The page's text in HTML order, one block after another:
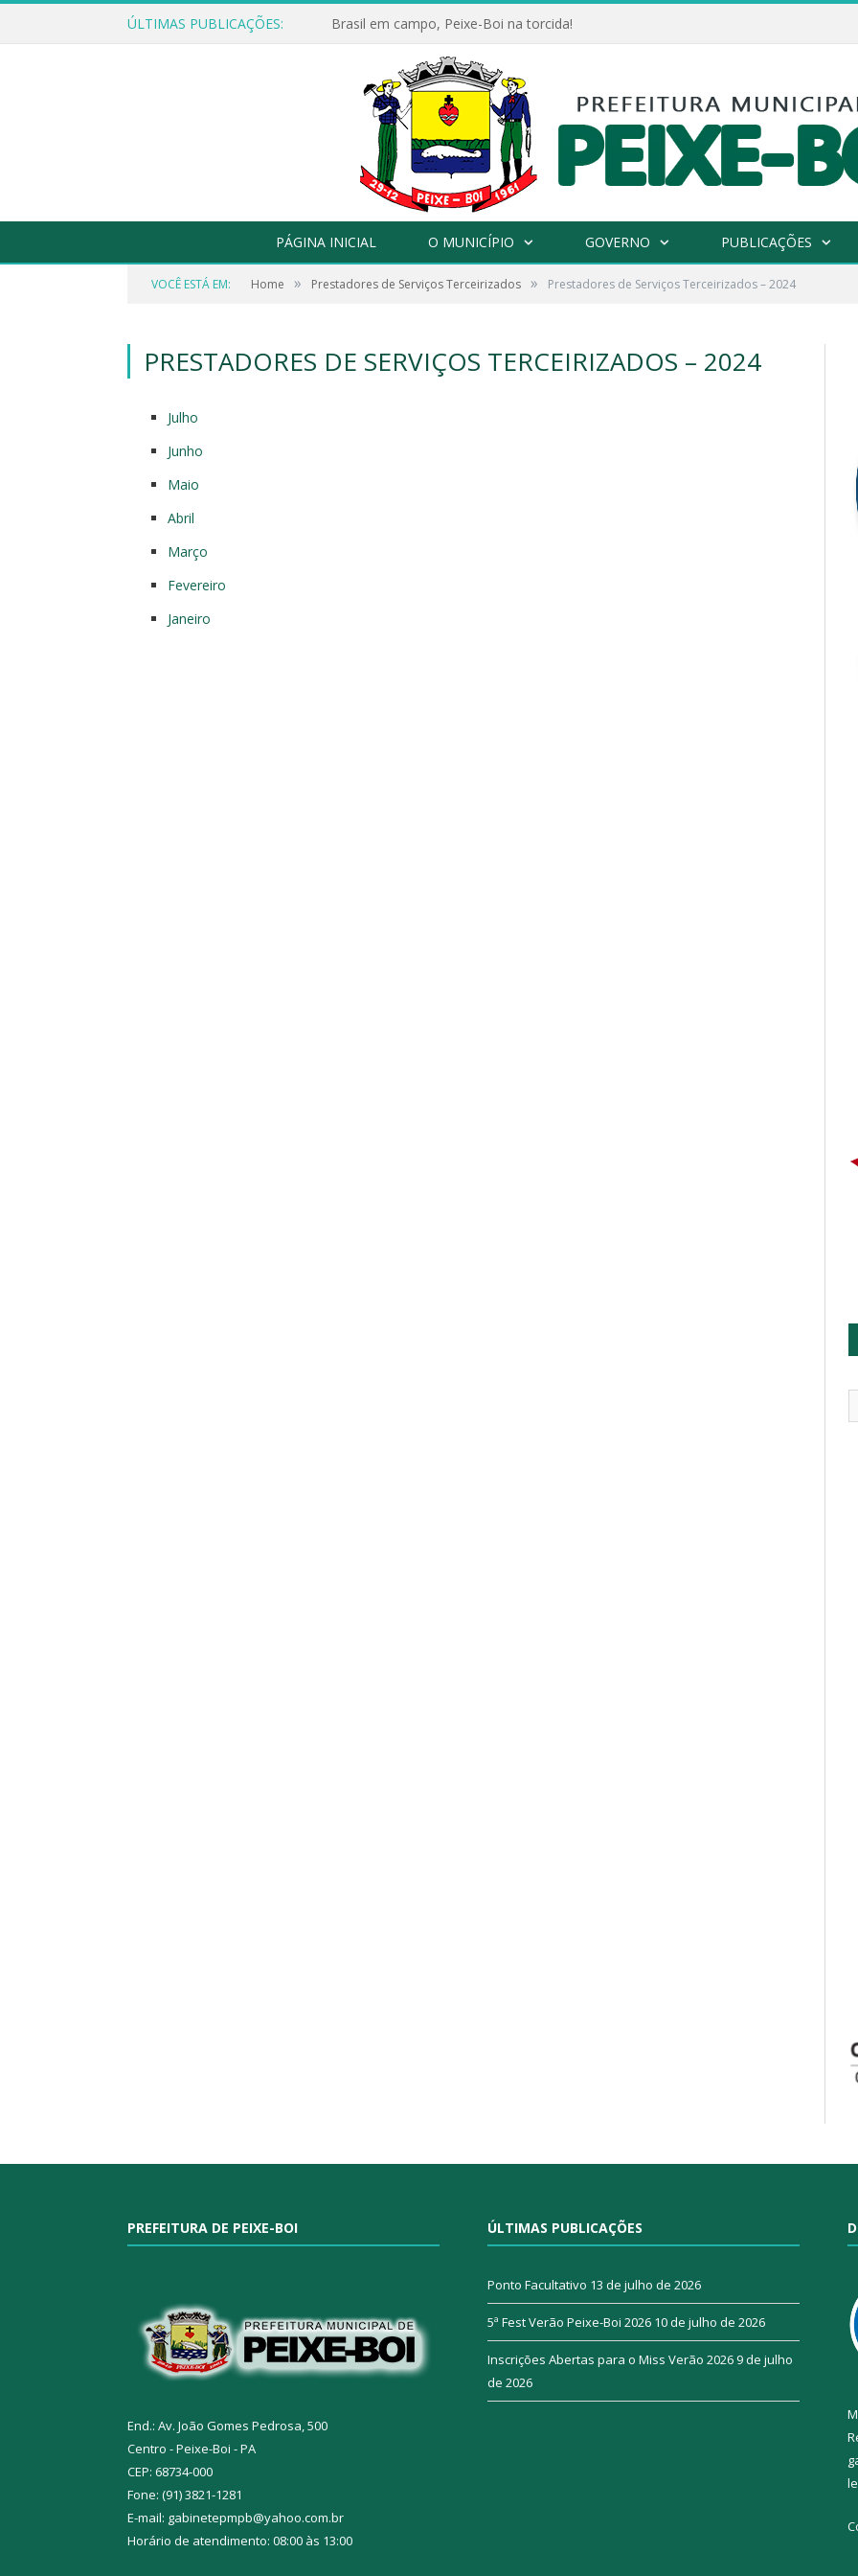
ÚLTIMAS PUBLICAÇÕES: Brasil em campo, Peixe-Boi na torcida!
PÁGINA INICIAL O MUNICÍPIO GOVERNO PUBLICAÇÕES
VOCÊ ESTÁ EM: Home » Prestadores de Serviços Terceirizados » Prestadores de Serviços Terceirizados – 2024
PRESTADORES DE SERVIÇOS TERCEIRIZADOS – 2024
Julho
Junho
Maio
Abril
Março
Fevereiro
Janeiro
PREFEITURA DE PEIXE-BOI
End.: Av. João Gomes Pedrosa, 500
Centro - Peixe-Boi - PA
CEP: 68734-000
Fone: (91) 3821-1281
E-mail: gabinetepmpb@yahoo.com.br
Horário de atendimento: 08:00 às 13:00
ÚLTIMAS PUBLICAÇÕES
Ponto Facultativo 13 de julho de 2026
5ª Fest Verão Peixe-Boi 2026 10 de julho de 2026
Inscrições Abertas para o Miss Verão 20269 de julho
de 2026